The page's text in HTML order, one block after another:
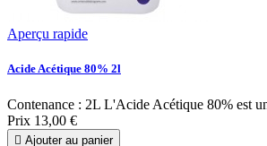
Aperçu rapide
Acide Acétique 80% 2l
Contenance : 2L L'Acide Acétique 80% est
Prix 13,00 €
 Ajouter au panier